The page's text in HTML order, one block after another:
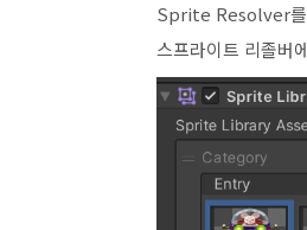
Sprite Resolver를
스프라이트 리졸버